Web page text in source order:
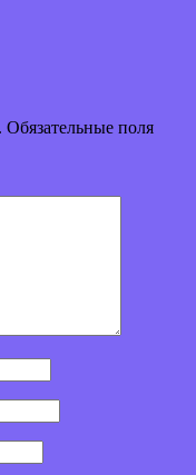
Обязательные поля